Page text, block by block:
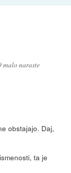
malo naraste
obstajajo. Daj,
ta je